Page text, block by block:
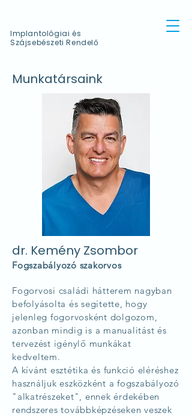
Implantológiai és
Szájsebészeti Rendelő
Munkatársaink
dr. Kemény Zsombor
Fogszabályozó szakorvos
Fogorvosi családi hátterem nagyban
befolyásolta és segítette, hogy
jelenleg fogorvosként dolgozom,
azonban mindig is a manualitást és
tervezést igénylő munkákat
kedveltem.​
A kívánt esztétika és funkció eléréshez
használjuk eszközként a fogszabályozó
"alkatrészeket", ennek érdekében
rendszeres továbbképzéseken veszek